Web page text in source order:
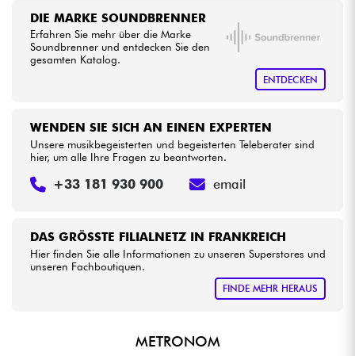
Bundle
DIE MARKE SOUNDBRENNER
Erfahren Sie mehr über die Marke
Soundbrenner und entdecken Sie den
gesamten Katalog.
ENTDECKEN
DAS GRÖSSTE FILIALNETZ IN FRANKREICH
Hier finden Sie alle Informationen zu unseren Superstores und
unseren Fachboutiquen.
FINDE MEHR HERAUS
WENDEN SIE SICH AN EINEN EXPERTEN
Unsere musikbegeisterten und begeisterten Teleberater sind
hier, um alle Ihre Fragen zu beantworten.
+33 181 930 900 email
METRONOM